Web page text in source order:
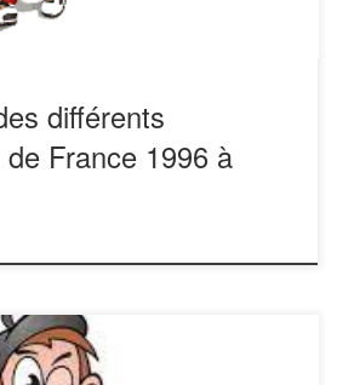
différents
France 1996 à